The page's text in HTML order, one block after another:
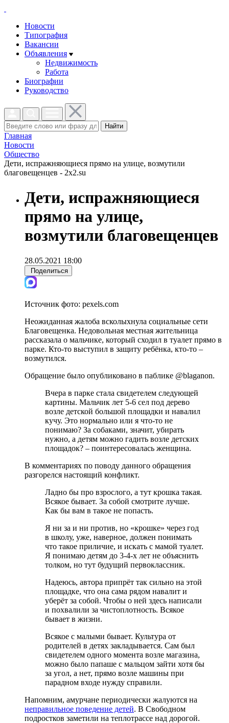
Новости
Типография
Вакансии
Объявления
Недвижимость
Работа
Биографии
Руководство
Найти
Главная
Новости
Общество
Дети, испражняющиеся прямо на улице, возмутили
благовещенцев - 2x2.su
Дети, испражняющиеся
прямо на улице,
возмутили благовещенцев
28.05.2021 18:00
Поделиться
Источник фото: pexels.com
Неожиданная жалоба всколыхнула социальные сети
Благовещенка. Недовольная местная жительница
рассказала о мальчике, который сходил в туалет прямо в
парке. Кто-то выступил в защиту ребёнка, кто-то –
возмутился.
Обращение было опубликовано в паблике @blaganon.
Вчера в парке стала свидетелем следующей
картины. Мальчик лет 5-6 сел под дерево
возле детской большой площадки и навалил
кучу. Это нормально или я что-то не
понимаю? За собаками, значит, убирать
нужно, а детям можно гадить возле детских
площадок? – поинтересовалась женщина.
В комментариях по поводу данного обращения
разгорелся настоящий конфликт.
Ладно бы про взрослого, а тут крошка такая.
Всякое бывает. За собой смотрите лучше.
Как бы вам в такое не попасть.
Я ни за и ни против, но «крошке» через год
в школу, уже, наверное, должен понимать
что такое приличие, и искать с мамой туалет.
Я понимаю детям до 3-4-х лет не объяснить
толком, но тут будущий первоклассник.
Надеюсь, автора припрёт так сильно на этой
площадке, что она сама рядом навалит и
уберёт за собой. Чтобы о ней здесь написали
и похвалили за чистоплотность. Всякое
бывает в жизни.
Всякое с малыми бывает. Культура от
родителей в детях закладывается. Сам был
свидетелем одного момента возле магазина,
можно было папаше с мальцом зайти хотя бы
за угол, а нет, прямо возле машины при
парадном входе нужду справили.
Напомним, амурчане периодически жалуются на
неправильное поведение детей. В Свободном
подростков заметили на теплотрассе над дорогой.